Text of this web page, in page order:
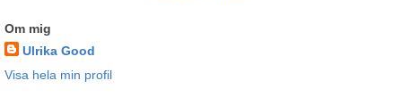
Om mig
Ulrika Good
Visa hela min profil